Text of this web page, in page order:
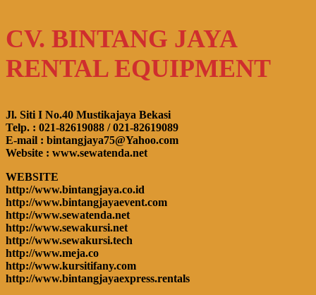
CV. BINTANG JAYA
RENTAL EQUIPMENT
Jl. Siti I No.40 Mustikajaya Bekasi
Telp. : 021-82619088 / 021-82619089
E-mail : bintangjaya75@Yahoo.com
Website : www.sewatenda.net
WEBSITE
http://www.bintangjaya.co.id
http://www.bintangjayaevent.com
http://www.sewatenda.net
http://www.sewakursi.net
http://www.sewakursi.tech
http://www.meja.co
http://www.kursitifany.com
http://www.bintangjayaexpress.rentals